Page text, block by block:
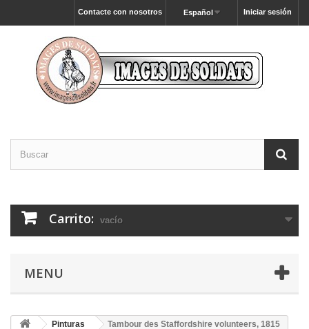
Iniciar sesión
Español
Contacte con nosotros
Carrito: vacío
MENU
Pinturas Tambour des Staffordshire volunteers, 1815